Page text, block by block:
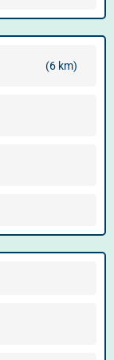
(6 km)